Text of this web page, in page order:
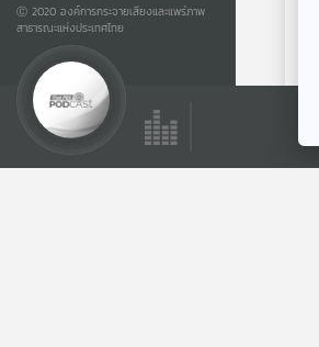
Ⓒ 2020 องค์การกระจายเสียงและแพร่ภาพ
สาธารณะแห่งประเทศไทย